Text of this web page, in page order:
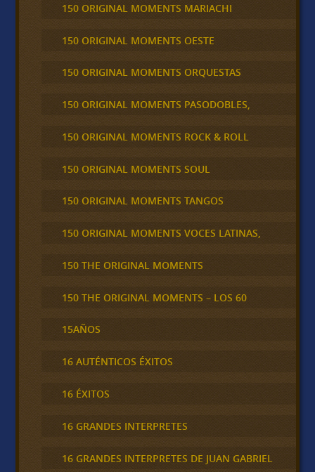
150 ORIGINAL MOMENTS MARIACHI
150 ORIGINAL MOMENTS OESTE
150 ORIGINAL MOMENTS ORQUESTAS
150 ORIGINAL MOMENTS PASODOBLES,
150 ORIGINAL MOMENTS ROCK & ROLL
150 ORIGINAL MOMENTS SOUL
150 ORIGINAL MOMENTS TANGOS
150 ORIGINAL MOMENTS VOCES LATINAS,
150 THE ORIGINAL MOMENTS
150 THE ORIGINAL MOMENTS – LOS 60
15AÑOS
16 AUTÉNTICOS ÉXITOS
16 ÉXITOS
16 GRANDES INTERPRETES
16 GRANDES INTERPRETES DE JUAN GABRIEL